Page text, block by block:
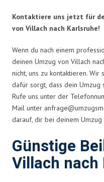
Kontaktiere uns jetzt für
von Villach nach Karlsruhe!
Wenn du nach einem
deinen Umzug von Villach
nicht, uns zu kontaktieren.
dafür sorgt, dass dein
Rufe uns unter der
Mail unter
darauf, dir bei deinem
Günstige
Villach